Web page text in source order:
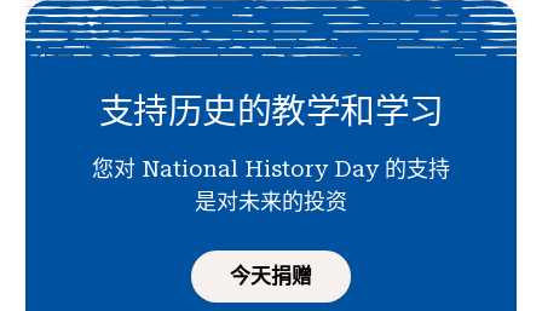
支持历史的教学和学习
您对 National History Day 的支持
是对未来的投资
今天捐赠